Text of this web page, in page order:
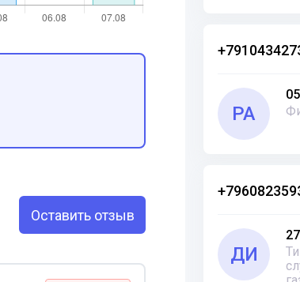
РА
ДИ
Оставить отзыв